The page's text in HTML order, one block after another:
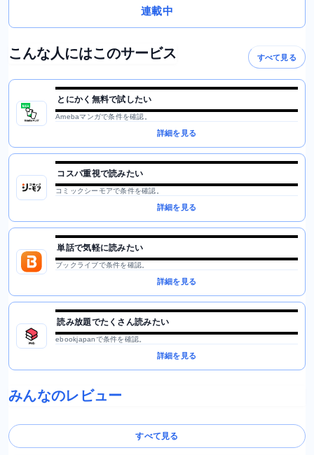
連載中
こんな人にはこのサービス すべて見る
とにかく無料で試したい
Amebaマンガで条件を確認。
詳細を見る
コスパ重視で読みたい
コミックシーモアで条件を確認。
詳細を見る
単話で気軽に読みたい
ブックライブで条件を確認。
詳細を見る
読み放題でたくさん読みたい
ebookjapanで条件を確認。
詳細を見る
みんなのレビュー
すべて見る